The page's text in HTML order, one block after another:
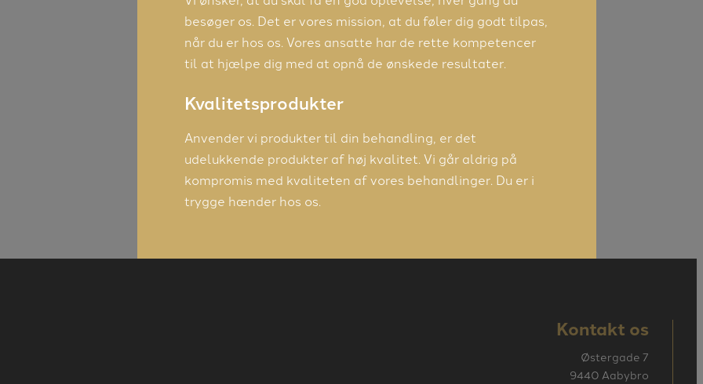
besøger os. Det er vores mission, at du føler dig godt tilpas,
når du er hos os. Vores ansatte har de rette kompetencer
til at hjælpe dig med at opnå de ønskede resultater.
Kvalitetsprodukter
Anvender vi produkter til din behandling, er det
udelukkende produkter af høj kvalitet. Vi går aldrig på
kompromis med kvaliteten af vores behandlinger. Du er i
trygge hænder hos os.
Kontakt os
Østergade 7
9440 Aabybro